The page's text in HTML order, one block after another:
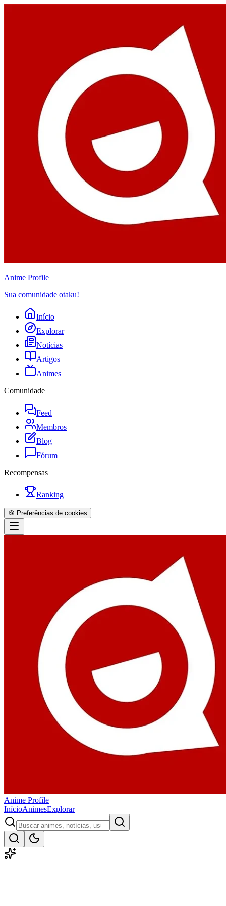
Anime Profile
Sua comunidade otaku!
Início
Explorar
Notícias
Artigos
Animes
Comunidade
Feed
Membros
Blog
Fórum
Recompensas
Ranking
🍪 Preferências de cookies
Anime Profile
InícioAnimesExplorar